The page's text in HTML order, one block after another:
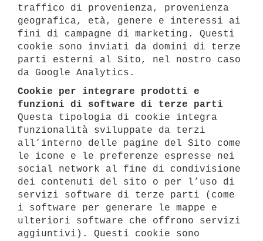
traffico di provenienza, provenienza
geografica, età, genere e interessi ai
fini di campagne di marketing. Questi
cookie sono inviati da domini di terze
parti esterni al Sito, nel nostro caso
da Google Analytics.
Cookie per integrare prodotti e
funzioni di software di terze parti
Questa tipologia di cookie integra
funzionalità sviluppate da terzi
all’interno delle pagine del Sito come
le icone e le preferenze espresse nei
social network al fine di condivisione
dei contenuti del sito o per l’uso di
servizi software di terze parti (come
i software per generare le mappe e
ulteriori software che offrono servizi
aggiuntivi). Questi cookie sono